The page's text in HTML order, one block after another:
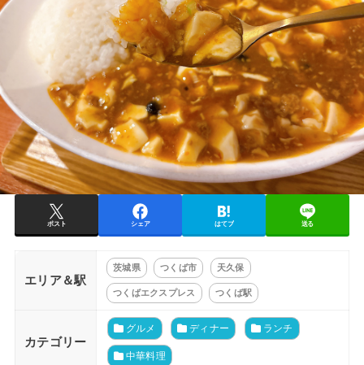
ポスト シェア はてブ 送る
エリア＆駅
茨城県 つくば市 天久保
つくばエクスプレス つくば駅
カテゴリー
グルメ ディナー ランチ
中華料理